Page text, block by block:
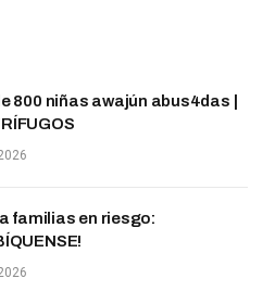
800 niñas awajún abus4das |
a familias en riesgo: